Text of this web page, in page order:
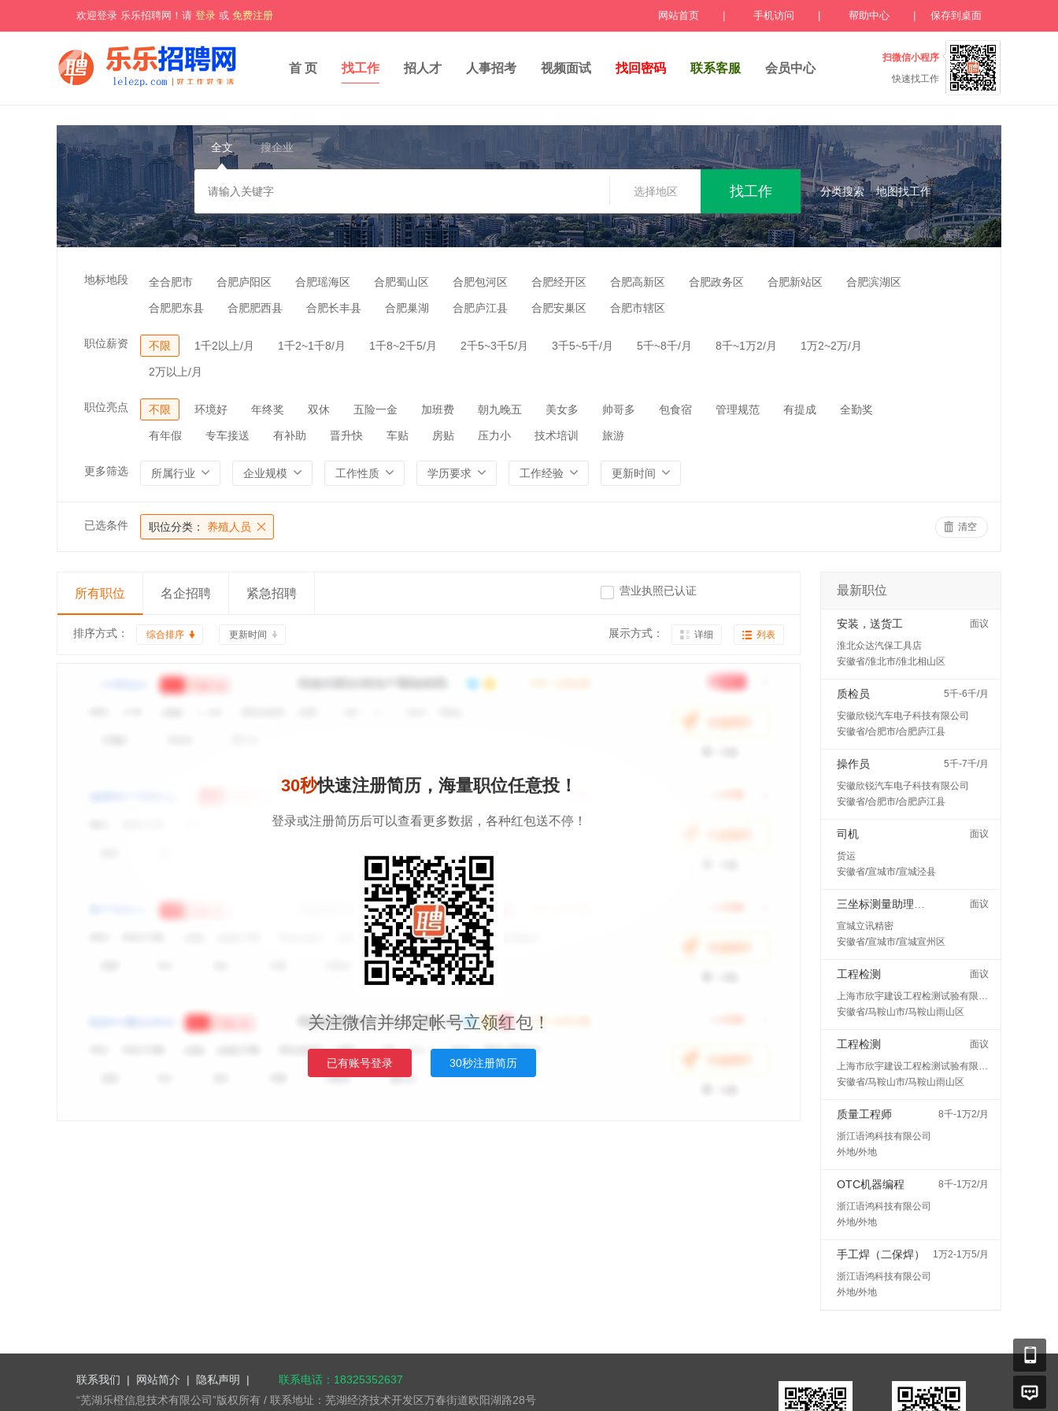
欢迎登录 乐乐招聘网！请 登录 或 免费注册 网站首页 手机访问 帮助中心 保存到桌面
首 页 找工作 招人才 人事招考 视频面试 找回密码 联系客服 会员中心
扫微信小程序
快速找工作
全文 搜企业
选择地区 分类搜索 地图找工作
地标地段 全合肥市 合肥庐阳区 合肥瑶海区 合肥蜀山区 合肥包河区 合肥经开区 合肥高新区 合肥政务区 合肥新站区 合肥滨湖区
合肥肥东县 合肥肥西县 合肥长丰县 合肥巢湖 合肥庐江县 合肥安巢区 合肥市辖区
职位薪资 不限 1千2以上/月 1千2~1千8/月 1千8~2千5/月 2千5~3千5/月 3千5~5千/月 5千~8千/月 8千~1万2/月 1万2~2万/月
2万以上/月
职位亮点 不限 环境好 年终奖 双休 五险一金 加班费 朝九晚五 美女多 帅哥多 包食宿 管理规范 有提成 全勤奖
有年假 专车接送 有补助 晋升快 车贴 房贴 压力小 技术培训 旅游
更多筛选 所属行业 企业规模 工作性质 学历要求 工作经验 更新时间
已选条件 职位分类： 养殖人员 清空
所有职位 名企招聘 紧急招聘 营业执照已认证
排序方式： 综合排序 更新时间 展示方式： 详细 列表
30秒快速注册简历，海量职位任意投！
登录或注册简历后可以查看更多数据，各种红包送不停！
关注微信并绑定帐号立领红包！
已有账号登录 30秒注册简历
最新职位
安装，送货工
面议
淮北众达汽保工具店
安徽省/淮北市/淮北相山区
质检员
5千-6千/月
安徽欣锐汽车电子科技有限公司
安徽省/合肥市/合肥庐江县
操作员
5千-7千/月
安徽欣锐汽车电子科技有限公司
安徽省/合肥市/合肥庐江县
司机
面议
货运
安徽省/宣城市/宣城泾县
面议
宣城立讯精密
安徽省/宣城市/宣城宣州区
工程检测
面议
上海市欣宇建设工程检测试验有限公司马鞍山分公司
安徽省/马鞍山市/马鞍山雨山区
工程检测
面议
上海市欣宇建设工程检测试验有限公司马鞍山分公司
安徽省/马鞍山市/马鞍山雨山区
质量工程师
8千-1万2/月
浙江语鸿科技有限公司
外地/外地
OTC机器编程
8千-1万2/月
浙江语鸿科技有限公司
外地/外地
手工焊（二保焊）
1万2-1万5/月
浙江语鸿科技有限公司
外地/外地
联系我们 | 网站简介 | 隐私声明 |
联系电话：18325352637
“芜湖乐橙信息技术有限公司”版权所有 / 联系地址：芜湖经济技术开发区万春街道欧阳湖路28号